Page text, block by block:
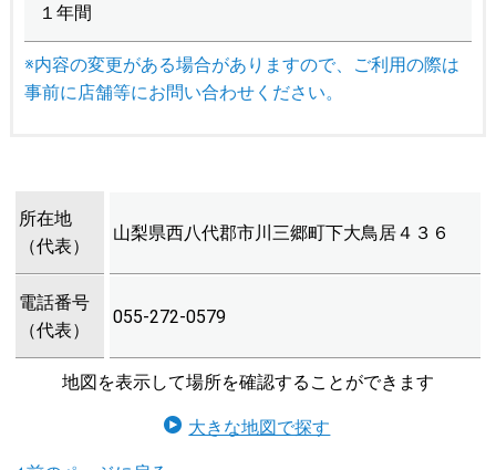
１年間
※内容の変更がある場合がありますので、ご利用の際は
事前に店舗等にお問い合わせください。
所在地
（代表）
山梨県西八代郡市川三郷町下大鳥居４３６
電話番号
（代表）
055-272-0579
地図を表示して場所を確認することができます
大きな地図で探す